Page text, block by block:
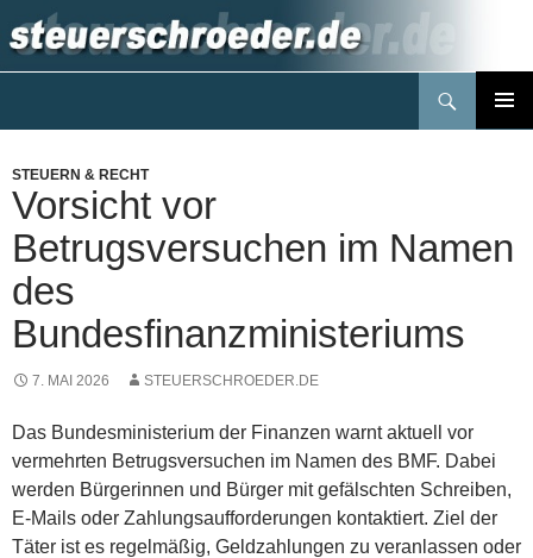
Inhalt
springen
STEUERN & RECHT
Vorsicht vor
Betrugsversuchen im Namen
des
Bundesfinanzministeriums
7. MAI 2026 STEUERSCHROEDER.DE
Das Bundesministerium der Finanzen warnt aktuell vor
vermehrten Betrugsversuchen im Namen des BMF. Dabei
werden Bürgerinnen und Bürger mit gefälschten Schreiben,
E-Mails oder Zahlungsaufforderungen kontaktiert. Ziel der
Täter ist es regelmäßig, Geldzahlungen zu veranlassen oder